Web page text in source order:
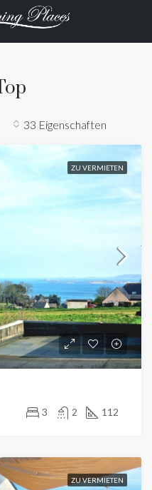
33 Eigenschaften
ZU VERMIETEN
3 2 112
ZU VERMIETEN